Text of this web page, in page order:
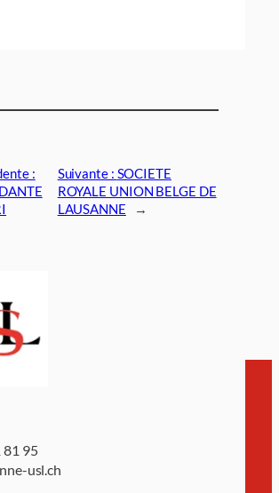
:
Suivante : SOCIETE
ROYALE UNION BELGE DE
LAUSANNE
→
81 95
usl.ch